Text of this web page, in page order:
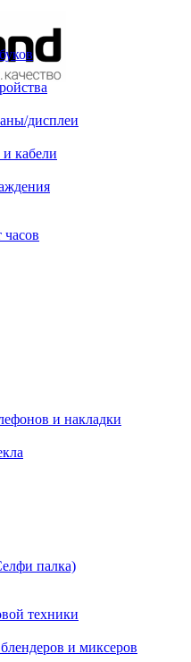
дисплеи
кабели
часов
и накладки
палка)
техники
и миксеров